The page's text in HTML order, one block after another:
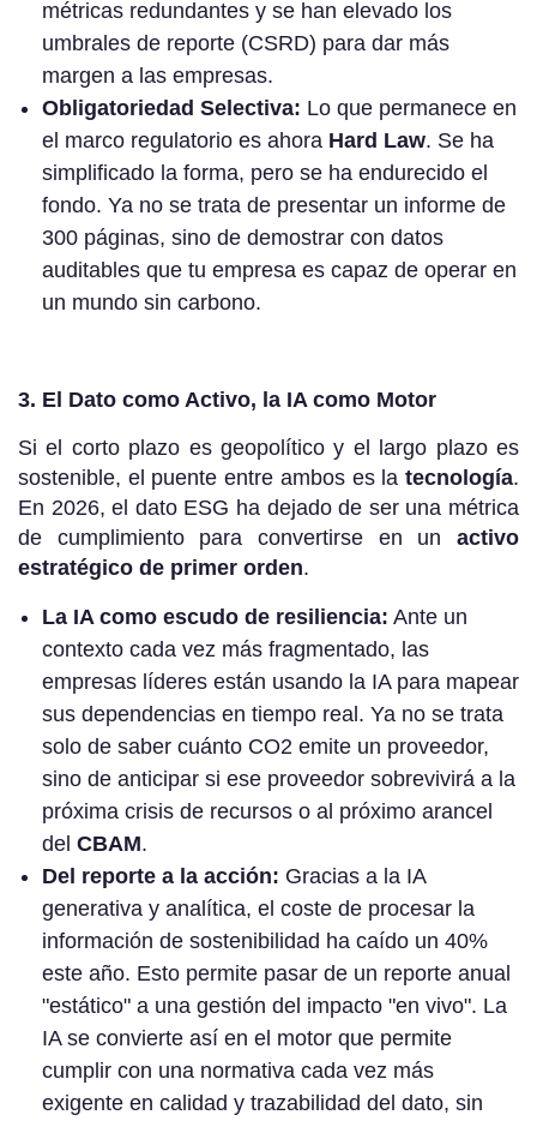
métricas redundantes y se han elevado los
umbrales de reporte (CSRD) para dar más
margen a las empresas.
Obligatoriedad Selectiva: Lo que permanece en
el marco regulatorio es ahora Hard Law. Se ha
simplificado la forma, pero se ha endurecido el
fondo. Ya no se trata de presentar un informe de
300 páginas, sino de demostrar con datos
auditables que tu empresa es capaz de operar en
un mundo sin carbono.
3. El Dato como Activo, la IA como Motor
Si el corto plazo es geopolítico y el largo plazo es
sostenible, el puente entre ambos es la tecnología.
En 2026, el dato ESG ha dejado de ser una métrica
de cumplimiento para convertirse en un activo
estratégico de primer orden.
La IA como escudo de resiliencia: Ante un
contexto cada vez más fragmentado, las
empresas líderes están usando la IA para mapear
sus dependencias en tiempo real. Ya no se trata
solo de saber cuánto CO2 emite un proveedor,
sino de anticipar si ese proveedor sobrevivirá a la
próxima crisis de recursos o al próximo arancel
del CBAM.
Del reporte a la acción: Gracias a la IA
generativa y analítica, el coste de procesar la
información de sostenibilidad ha caído un 40%
este año. Esto permite pasar de un reporte anual
"estático" a una gestión del impacto "en vivo". La
IA se convierte así en el motor que permite
cumplir con una normativa cada vez más
exigente en calidad y trazabilidad del dato, sin